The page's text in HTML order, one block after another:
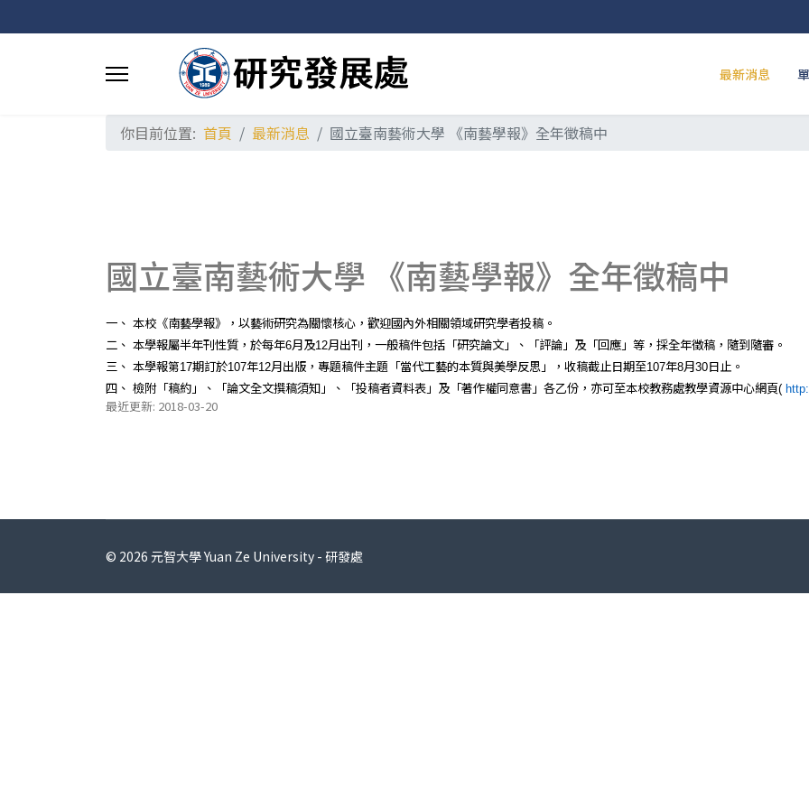
最新消息
你目前位置: 首頁 最新消息 國立臺南藝術大學 《南藝學報》全年徵稿中
國立臺南藝術大學 《南藝學報》全年徵稿中
一、 本校《南藝學報》，以藝術研究為關懷核心，歡迎國內外相關領域研究學者投稿。
二、 本學報屬半年刊性質，於每年6月及12月出刊，一般稿件包括「研究論文」、「評論」及「回應」等，採全年徵稿，隨到隨審。
三、 本學報第17期訂於107年12月出版，專題稿件主題「當代工藝的本質與美學反思」，收稿截止日期至107年8月30日止。
四、 檢附「稿約」、「論文全文撰稿須知」、「投稿者資料表」及「著作權同意書」各乙份，亦可至本校教務處教學資源中心網頁(
最近更新: 2018-03-20
© 2026 元智大學 Yuan Ze University - 研發處